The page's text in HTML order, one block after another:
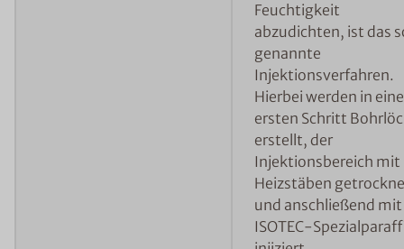
Feuchtigkeit
abzudichten, ist das
genannte
Injektionsverfahren.
Hierbei werden in
ersten Schritt
erstellt, der
Injektionsbereich mit
Heizstäben
und anschließend mit
ISOTEC-